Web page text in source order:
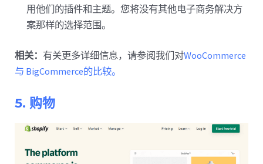
用他们的插件和主题。您将没有其他电子商务解决方
案那样的选择范围。
相关： 有关更多详细信息，请参阅我们对WooCommerce
与 BigCommerce的比较。
5. 购物